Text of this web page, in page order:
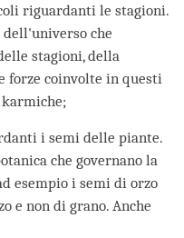
riguardanti le stagioni.
che
stagioni, della
forze coinvolte in questi
i semi delle piante.
che governano la
esempio i semi di orzo
e non di grano. Anche